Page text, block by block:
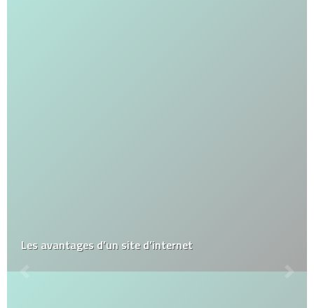
Les avantages d’un site d’internet